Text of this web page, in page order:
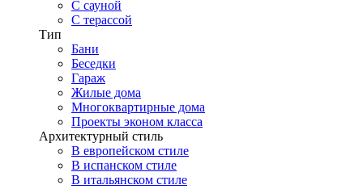
С сауной
С терассой
Тип
Бани
Беседки
Гараж
Жилые дома
Многоквартирные дома
Проекты эконом класса
Архитектурный стиль
В европейском стиле
В испанском стиле
В итальянском стиле